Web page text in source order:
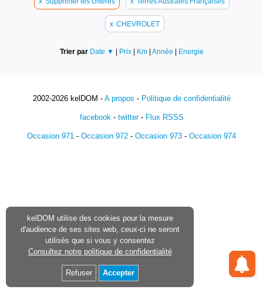
x CHEVROLET
Trier par Date ▼ | Prix | Km | Année | Energie
2002-2026 kelDOM - A propos - Politique de confidentialité
facebook- twitter- Flux RSSS
Occasion 971 - Occasion 972 - Occasion 973 - Occasion 974
kelDOM utilise des cookies pour la mesure
d'audience de ses sites web, ceux-ci ne seront
utilisés que si vous y consentez
Consultez notre politique de confidentialité
Refuser Accepter